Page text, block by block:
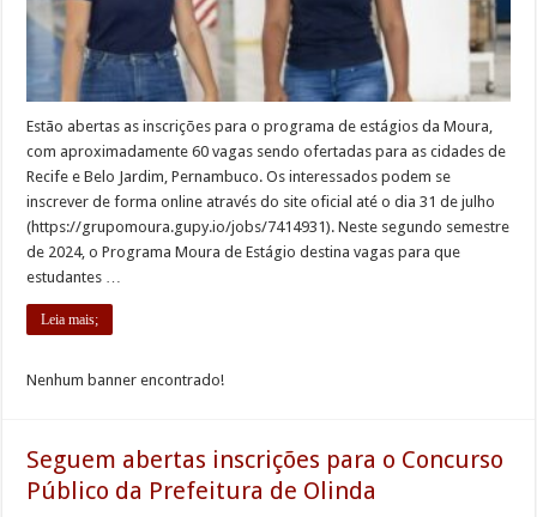
Estão abertas as inscrições para o programa de estágios da Moura,
com aproximadamente 60 vagas sendo ofertadas para as cidades de
Recife e Belo Jardim, Pernambuco. Os interessados podem se
inscrever de forma online através do site oficial até o dia 31 de julho
(https://grupomoura.gupy.io/jobs/7414931). Neste segundo semestre
de 2024, o Programa Moura de Estágio destina vagas para que
estudantes …
Leia mais;
Nenhum banner encontrado!
Seguem abertas inscrições para o Concurso
Público da Prefeitura de Olinda